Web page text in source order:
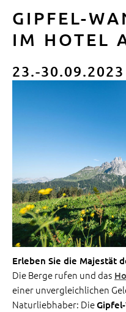
GIPFEL-
IM HOTEL
23.-30.09.2023
Erleben Sie die Majestät
Die Berge rufen und das
einer unvergleichlichen
Naturliebhaber: Die